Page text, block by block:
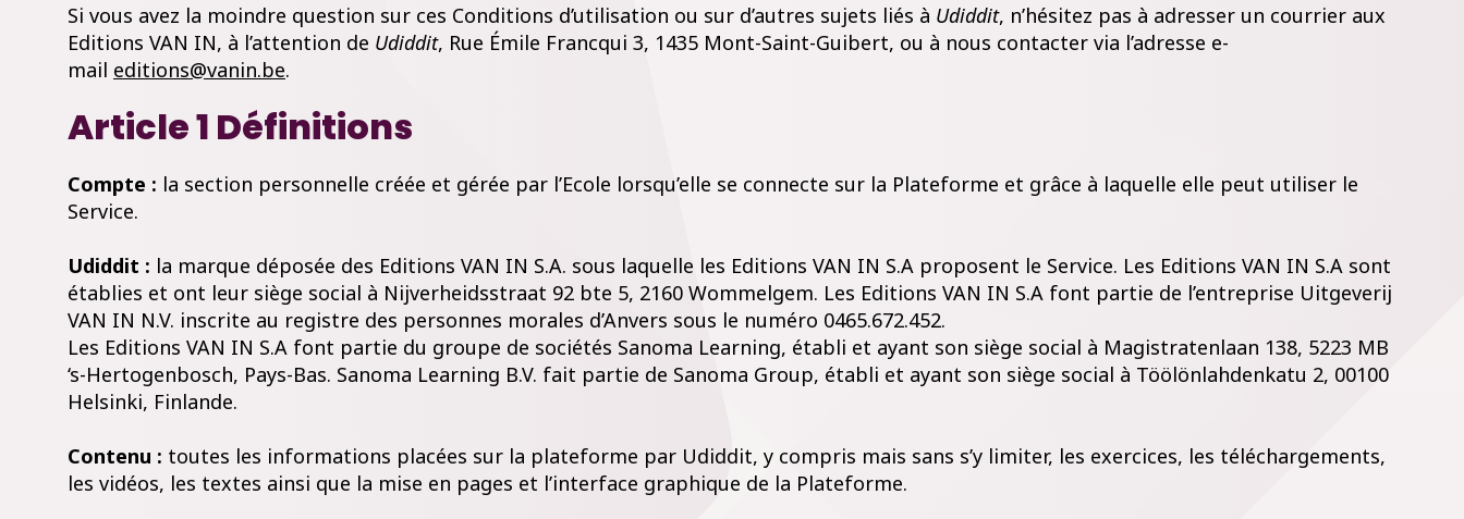
Si vous avez la moindre question sur ces Conditions d’utilisation ou sur d’autres sujets liés à Udiddit, n’hésitez pas à adresser un courrier aux
Editions VAN IN, à l’attention de Udiddit, Rue Émile Francqui 3, 1435 Mont-Saint-Guibert, ou à nous contacter via l’adresse e-
mail editions@vanin.be.
Article 1 Définitions
Compte : la section personnelle créée et gérée par l’Ecole lorsqu’elle se connecte sur la Plateforme et grâce à laquelle elle peut utiliser le
Service.
Udiddit : la marque déposée des Editions VAN IN S.A. sous laquelle les Editions VAN IN S.A proposent le Service. Les Editions VAN IN S.A sont
établies et ont leur siège social à Nijverheidsstraat 92 bte 5, 2160 Wommelgem. Les Editions VAN IN S.A font partie de l’entreprise Uitgeverij
VAN IN N.V. inscrite au registre des personnes morales d’Anvers sous le numéro 0465.672.452.
Les Editions VAN IN S.A font partie du groupe de sociétés Sanoma Learning, établi et ayant son siège social à Magistratenlaan 138, 5223 MB
‘s-Hertogenbosch, Pays-Bas. Sanoma Learning B.V. fait partie de Sanoma Group, établi et ayant son siège social à Töölönlahdenkatu 2, 00100
Helsinki, Finlande.
Contenu : toutes les informations placées sur la plateforme par Udiddit, y compris mais sans s’y limiter, les exercices, les téléchargements,
les vidéos, les textes ainsi que la mise en pages et l’interface graphique de la Plateforme.